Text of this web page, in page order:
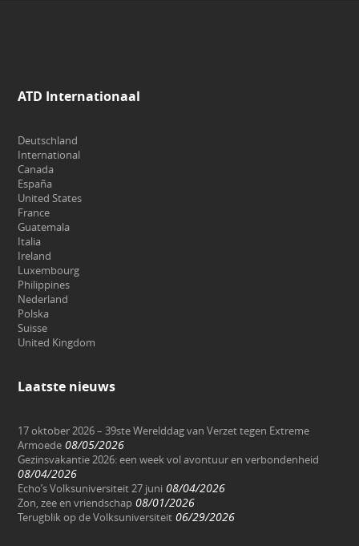
ATD Internationaal
Deutschland
International
Canada
España
United States
France
Guatemala
Italia
Ireland
Luxembourg
Philippines
Nederland
Polska
Suisse
United Kingdom
Laatste nieuws
17 oktober 2026 – 39ste Werelddag van Verzet tegen Extreme
Armoede 08/05/2026
Gezinsvakantie 2026: een week vol avontuur en verbondenheid
08/04/2026
Echo’s Volksuniversiteit 27 juni 08/04/2026
Zon, zee en vriendschap 08/01/2026
Terugblik op de Volksuniversiteit 06/29/2026